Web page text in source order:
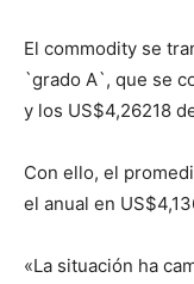
El commodity se
`grado A`, que se
y los US$4,26218
Con ello, el
el anual en
«La situación ha